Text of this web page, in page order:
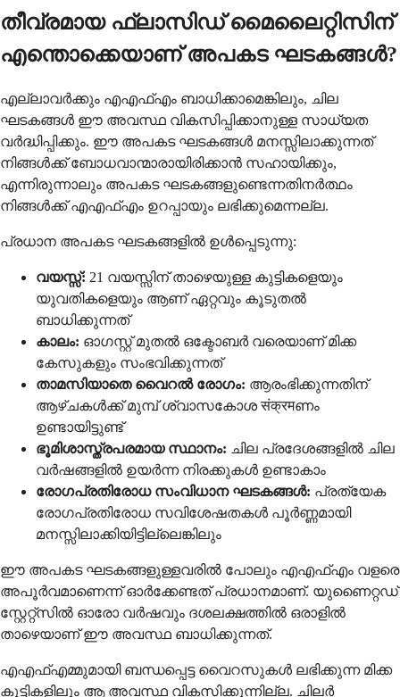
തീവ്രമായ ഫ്ലാസിഡ് മൈലൈറ്റിസിന്
എന്തൊക്കെയാണ് അപകട ഘടകങ്ങൾ?
എല്ലാവർക്കും എഎഫ്എം ബാധിക്കാമെങ്കിലും, ചില
ഘടകങ്ങൾ ഈ അവസ്ഥ വികസിപ്പിക്കാനുള്ള സാധ്യത
വർദ്ധിപ്പിക്കും. ഈ അപകട ഘടകങ്ങൾ മനസ്സിലാക്കുന്നത്
നിങ്ങൾക്ക് ബോധവാന്മാരായിരിക്കാൻ സഹായിക്കും,
എന്നിരുന്നാലും അപകട ഘടകങ്ങളുണ്ടെന്നതിനർത്ഥം
നിങ്ങൾക്ക് എഎഫ്എം ഉറപ്പായും ലഭിക്കുമെന്നല്ല.
പ്രധാന അപകട ഘടകങ്ങളിൽ ഉൾപ്പെടുന്നു:
വയസ്സ്: 21 വയസ്സിന് താഴെയുള്ള കുട്ടികളെയും
യുവതികളെയും ആണ് ഏറ്റവും കൂടുതൽ
ബാധിക്കുന്നത്
കാലം: ഓഗസ്റ്റ് മുതൽ ഒക്ടോബർ വരെയാണ് മിക്ക
കേസുകളും സംഭവിക്കുന്നത്
താമസിയാതെ വൈറൽ രോഗം: ആരംഭിക്കുന്നതിന്
ആഴ്ചകൾക്ക് മുമ്പ് ശ്വാസകോശ संक्रमണം
ഉണ്ടായിട്ടുണ്ട്
ഭൂമിശാസ്ത്രപരമായ സ്ഥാനം: ചില പ്രദേശങ്ങളിൽ ചില
വർഷങ്ങളിൽ ഉയർന്ന നിരക്കുകൾ ഉണ്ടാകാം
രോഗപ്രതിരോധ സംവിധാന ഘടകങ്ങൾ: പ്രത്യേക
രോഗപ്രതിരോധ സവിശേഷതകൾ പൂർണ്ണമായി
മനസ്സിലാക്കിയിട്ടില്ലെങ്കിലും
ഈ അപകട ഘടകങ്ങളുള്ളവരിൽ പോലും എഎഫ്എം വളരെ
അപൂർവമാണെന്ന് ഓർക്കേണ്ടത് പ്രധാനമാണ്. യുണൈറ്റഡ്
സ്റ്റേറ്റ്സിൽ ഓരോ വർഷവും ദശലക്ഷത്തിൽ ഒരാളിൽ
താഴെയാണ് ഈ അവസ്ഥ ബാധിക്കുന്നത്.
എഎഫ്എമ്മുമായി ബന്ധപ്പെട്ട വൈറസുകൾ ലഭിക്കുന്ന മിക്ക
കുട്ടികളിലും ആ അവസ്ഥ വികസിക്കുന്നില്ല. ചിലർ